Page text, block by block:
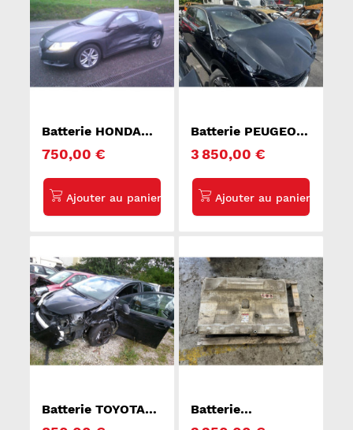
Batterie HONDA
750,00 €
Batterie PEUGEOT
3 850,00 €
Batterie TOYOTA
Batterie